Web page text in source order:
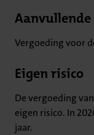
Vergoeding voor
Eigen risico
De vergoeding
eigen risico. In
jaar.